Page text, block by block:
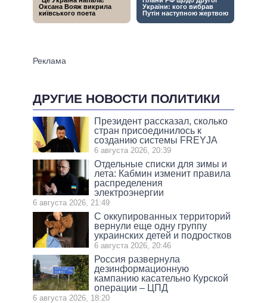
ДРУГИЕ НОВОСТИ ПОЛИТИКИ
Президент рассказал, сколько
стран присоединилось к
созданию системы FREYJA
6 августа 2026, 20:39
Отдельные списки для зимы и
лета: Кабмин изменит правила
распределения
электроэнергии
6 августа 2026, 21:49
С оккупированных территорий
вернули еще одну группу
украинских детей и подростков
6 августа 2026, 20:46
Россия развернула
дезинформационную
кампанию касательно Курской
операции – ЦПД
6 августа 2026, 18:20